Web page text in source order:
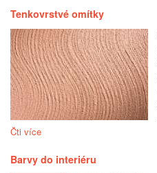
Tenkovrstvé omítky
Čti více
Barvy do interiéru